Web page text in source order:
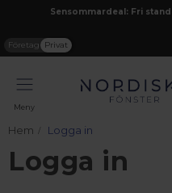
Sensommardeal: Fri
Företag Privat
Meny
Hem Logga in
Logga in